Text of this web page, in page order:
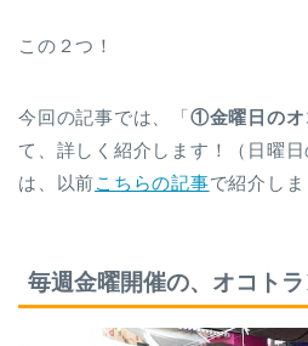
この２つ！
今回の記事では、「①金曜日のオ
て、詳しく紹介します！（日曜
は、以前こちらの記事で紹介しま
毎週金曜開催の、オコト